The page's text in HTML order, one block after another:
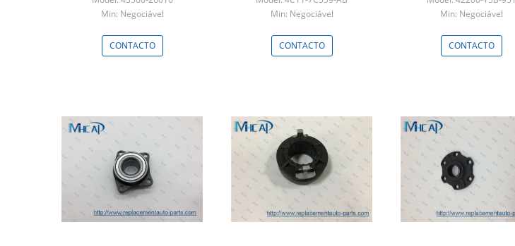
Min: Negociável
CONTACTO
Min: Negociável
CONTACTO
Min: Negociável
CONTACTO